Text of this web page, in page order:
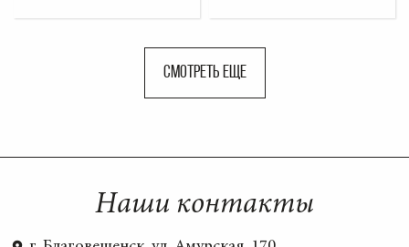
СМОТРЕТЬ ЕЩЕ
Наши контакты